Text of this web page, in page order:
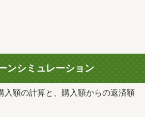
ンシミュレーション
入額の計算と、購入額からの返済額